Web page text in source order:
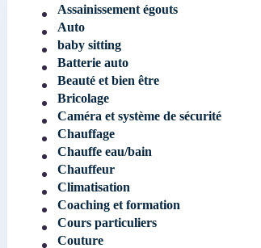
Assainissement égouts
Auto
baby sitting
Batterie auto
Beauté et bien être
Bricolage
Caméra et système de sécurité
Chauffage
Chauffe eau/bain
Chauffeur
Climatisation
Coaching et formation
Cours particuliers
Couture